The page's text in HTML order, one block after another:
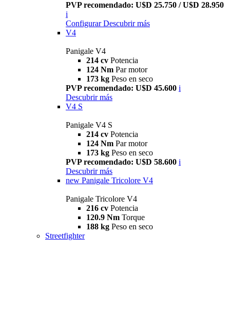
PVP recomendado: U$D 25.750 / U$D 28.950
i
Configurar Descubrir más
V4
Panigale V4
214 cv Potencia
124 Nm Par motor
173 kg Peso en seco
PVP recomendado: U$D 45.600 i
Descubrir más
V4 S
Panigale V4 S
214 cv Potencia
124 Nm Par motor
173 kg Peso en seco
PVP recomendado: U$D 58.600 i
Descubrir más
new Panigale Tricolore V4
Panigale Tricolore V4
216 cv Potencia
120.9 Nm Torque
188 kg Peso en seco
Streetfighter